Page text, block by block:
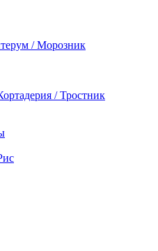
/ Морозник
/ Тростник